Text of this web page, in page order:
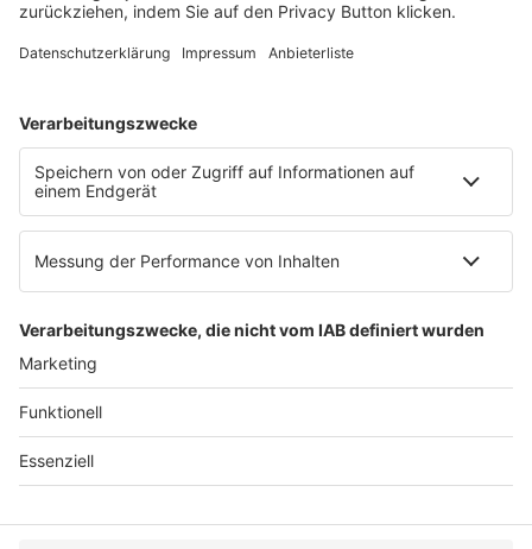
E-Mail:info@ruw.de
Web:https://www.ruw.de
AGB
Datenschutzerklärung
Genderhinweis
Cookie-Einstellungen